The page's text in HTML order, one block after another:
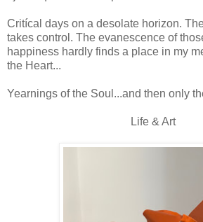
Critícal days on a desolate horizon.
takes control. The evanescence of
happiness hardly finds a place in my
the Heart...
Yearnings of the Soul...and then only
Life & Art